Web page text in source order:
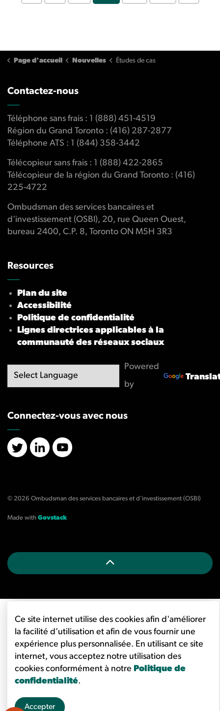
Page d'accueil Nouvelles Études de cas
Contactez-nous
Téléphone sans frais : 1 (888) 451-4519
Région du Grand Toronto : (416) 287-2877
Téléphone ATS : 1 (844) 358-3442
Télécopieur sans frais : 1 (888) 422-2865
Télécopieur de la région du Grand Toronto : (416)
225-4722
Ombudsman des services bancaires et
d'investissement (OSBI), 20, rue Queen Ouest,
bureau 2400, C.P. 8, Toronto ON M5H 3R3
Resources
Plan du site
Accessibilité
Politique de confidentialité
Lignes directrices applicables à la
communauté des réseaux sociaux
Powered
by
Connectez-vous avec nous
X/TwitterLinkedInYouTube
© 2026 Ombudsman des services bancaires et d'investissement (OSBI)
Made with Govstack
Ce site internet utilise des cookies afin d'améliorer
la facilité d’utilisation et afin de vous fournir une
expérience plus personnalisée. En utilisant ce site
internet, vous acceptez notre utilisation des
cookies conformément à notre Politique de
confidentialité.
Accepter